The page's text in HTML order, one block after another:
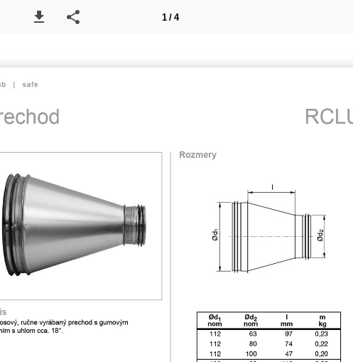
1 / 4